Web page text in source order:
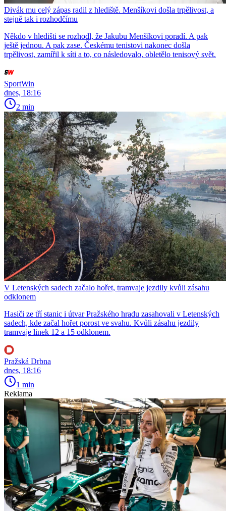
Divák mu celý zápas radil z hlediště. Menšíkovi došla trpělivost, a
stejně tak i rozhodčímu
Někdo v hledišti se rozhodl, že Jakubu Menšíkovi poradí. A pak
ještě jednou. A pak zase. Českému tenistovi nakonec došla
trpělivost, zamířil k síti a to, co následovalo, obletělo tenisový svět.
SportWin
dnes, 18:16
2 min
V Letenských sadech začalo hořet, tramvaje jezdily kvůli zásahu
odklonem
Hasiči ze tří stanic i útvar Pražského hradu zasahovali v Letenských
sadech, kde začal hořet porost ve svahu. Kvůli zásahu jezdily
tramvaje linek 12 a 15 odklonem.
Pražská Drbna
dnes, 18:16
1 min
Reklama